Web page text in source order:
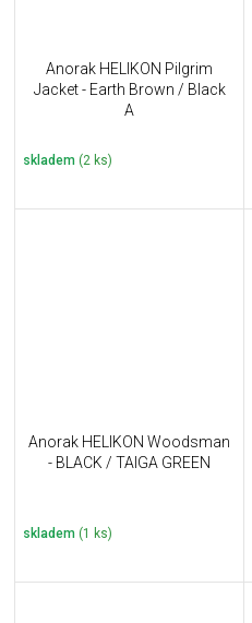
Anorak HELIKON Pilgrim
Jacket - Earth Brown / Black
A
skladem (2 ks)
Anorak HELIKON Woodsman
- BLACK / TAIGA GREEN
skladem (1 ks)